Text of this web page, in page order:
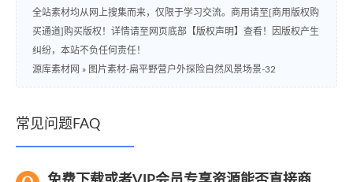
全站素材均从网上搜集而来，仅限于学习交流。商用请至[商用版权购
买通道]购买版权！详情请至网页底部【版权声明】查看！因版权产生
纠纷，本站不负任何责任！
源库素材网 » 图片素材-扁平野营户外探险自然风景场景-32
常见问题FAQ